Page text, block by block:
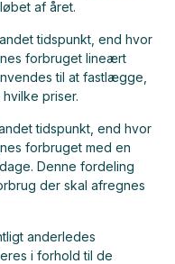
af året.
tidspunkt, end hvor
forbruget lineært
til at fastlægge,
priser.
tidspunkt, end hvor
forbruget med en
Denne fordeling
der skal afregnes
anderledes
i forhold til de